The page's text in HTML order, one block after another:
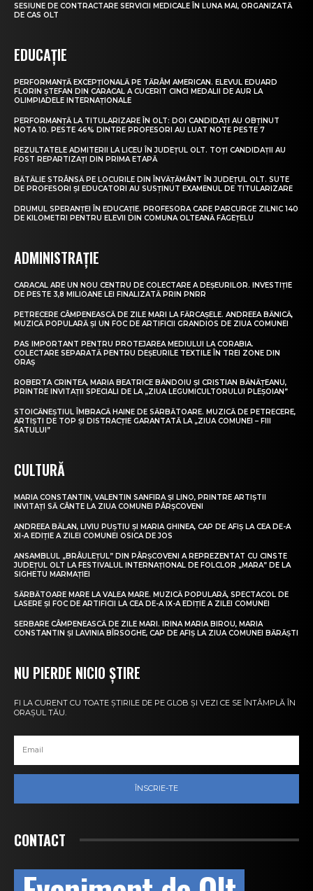
SESIUNE DE CONTRACTARE SERVICII MEDICALE ÎN LUNA MAI, ORGANIZATĂ
DE CAS OLT
EDUCAȚIE
PERFORMANȚĂ EXCEPȚIONALĂ PE TĂRÂM AMERICAN. ELEVUL EDUARD
FLORIN ȘTEFAN DIN CARACAL A CUCERIT CINCI MEDALII DE AUR LA
OLIMPIADELE INTERNAȚIONALE
PERFORMANȚĂ LA TITULARIZARE ÎN OLT: DOI CANDIDAȚI AU OBȚINUT
NOTA 10. PESTE 46% DINTRE PROFESORI AU LUAT NOTE PESTE 7
REZULTATELE ADMITERII LA LICEU ÎN JUDEȚUL OLT. TOȚI CANDIDAȚII AU
FOST REPARTIZAȚI DIN PRIMA ETAPĂ
BĂTĂLIE STRÂNSĂ PE LOCURILE DIN ÎNVĂȚĂMÂNT ÎN JUDEȚUL OLT. SUTE
DE PROFESORI ȘI EDUCATORI AU SUSȚINUT EXAMENUL DE TITULARIZARE
DRUMUL SPERANȚEI ÎN EDUCAȚIE. PROFESORA CARE PARCURGE ZILNIC 140
DE KILOMETRI PENTRU ELEVII DIN COMUNA OLTEANĂ FĂGEȚELU
ADMINISTRAȚIE
CARACAL ARE UN NOU CENTRU DE COLECTARE A DEȘEURILOR. INVESTIȚIE
DE PESTE 3,8 MILIOANE LEI FINALIZATĂ PRIN PNRR
PETRECERE CÂMPENEASCĂ DE ZILE MARI LA FĂRCAȘELE. ANDREEA BĂNICĂ,
MUZICĂ POPULARĂ ȘI UN FOC DE ARTIFICII GRANDIOS DE ZIUA COMUNEI
PAS IMPORTANT PENTRU PROTEJAREA MEDIULUI LA CORABIA.
COLECTARE SEPARATĂ PENTRU DEȘEURILE TEXTILE ÎN TREI ZONE DIN
ORAȘ
ROBERTA CRINTEA, MARIA BEATRICE BĂNDOIU ȘI CRISTIAN BĂNĂȚEANU,
PRINTRE INVITAȚII SPECIALI DE LA „ZIUA LEGUMICULTORULUI PLEȘOIAN”
STOICĂNEȘTIUL ÎMBRACĂ HAINE DE SĂRBĂTOARE. MUZICĂ DE PETRECERE,
ARTIȘTI DE TOP ȘI DISTRACȚIE GARANTATĂ LA „ZIUA COMUNEI – FIII
SATULUI”
CULTURĂ
MARIA CONSTANTIN, VALENTIN SANFIRA ȘI LINO, PRINTRE ARTIȘTII
INVITAȚI SĂ CÂNTE LA ZIUA COMUNEI PÂRȘCOVENI
ANDREEA BĂLAN, LIVIU PUȘTIU ȘI MARIA GHINEA, CAP DE AFIȘ LA CEA DE-A
XI-A EDIȚIE A ZILEI COMUNEI OSICA DE JOS
ANSAMBLUL „BRÂULEȚUL” DIN PÂRȘCOVENI A REPREZENTAT CU CINSTE
JUDEȚUL OLT LA FESTIVALUL INTERNAȚIONAL DE FOLCLOR „MARA” DE LA
SIGHETU MARMAȚIEI
SĂRBĂTOARE MARE LA VALEA MARE. MUZICĂ POPULARĂ, SPECTACOL DE
LASERE ȘI FOC DE ARTIFICII LA CEA DE-A IX-A EDIȚIE A ZILEI COMUNEI
SERBARE CÂMPENEASCĂ DE ZILE MARI. IRINA MARIA BIROU, MARIA
CONSTANTIN ȘI LAVINIA BÎRSOGHE, CAP DE AFIȘ LA ZIUA COMUNEI BĂRĂȘTI
NU PIERDE NICIO ȘTIRE
FI LA CURENT CU TOATE ȘTIRILE DE PE GLOB ȘI VEZI CE SE ÎNTÂMPLĂ ÎN
ORAȘUL TĂU.
ÎNSCRIE-TE
CONTACT